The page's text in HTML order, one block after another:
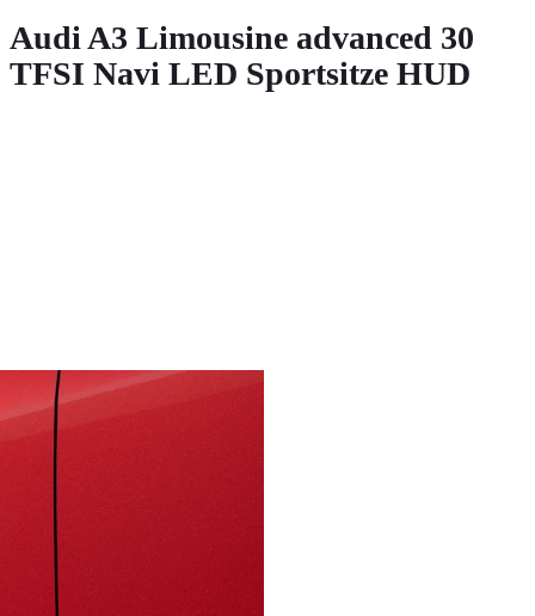
Audi A3 Limousine advanced 30
TFSI Navi LED Sportsitze HUD